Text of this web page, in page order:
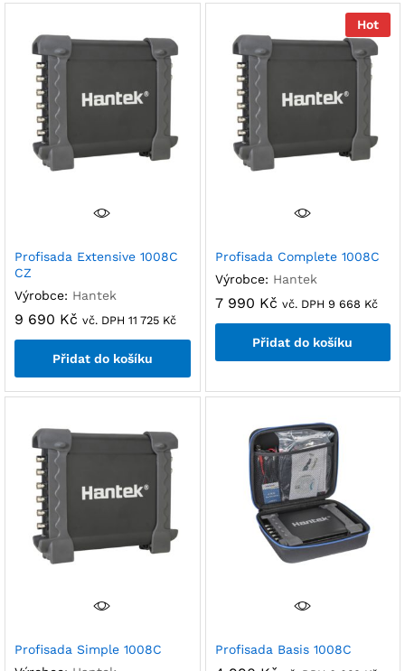
Profisada Extensive 1008C
CZ
Výrobce: Hantek
9 690 Kč vč. DPH 11 725 Kč
Přidat do košíku
Hot
Profisada Complete 1008C
Výrobce: Hantek
7 990 Kč vč. DPH 9 668 Kč
Přidat do košíku
Profisada Simple 1008C
Profisada Basis 1008C